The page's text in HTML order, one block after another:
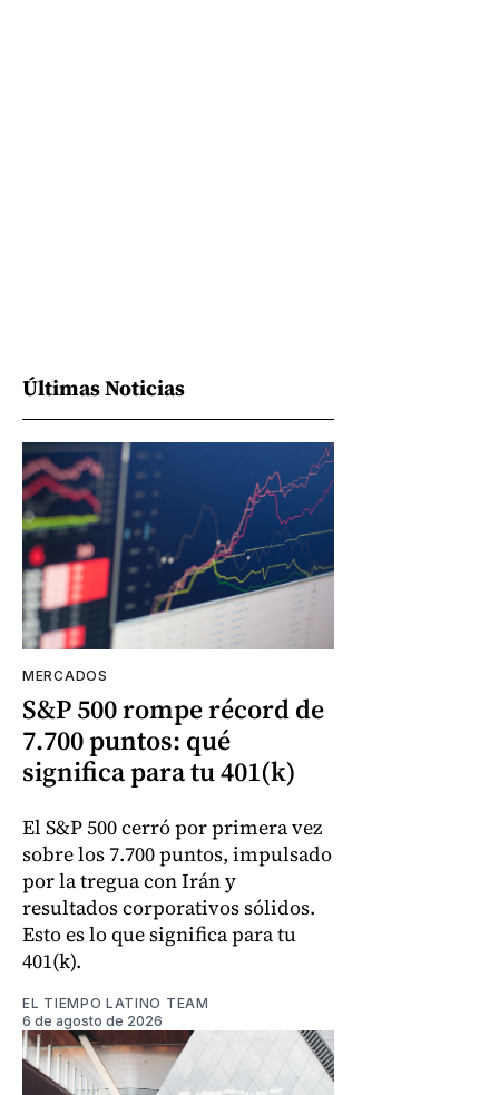
Últimas Noticias
MERCADOS
S&P 500 rompe récord de
7.700 puntos: qué
significa para tu 401(k)
El S&P 500 cerró por primera vez
sobre los 7.700 puntos, impulsado
por la tregua con Irán y
resultados corporativos sólidos.
Esto es lo que significa para tu
401(k).
EL TIEMPO LATINO TEAM
6 de agosto de 2026